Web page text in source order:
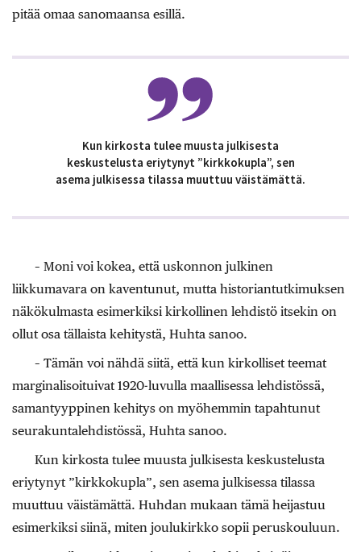
pitää omaa sanomaansa esillä.
Kun kirkosta tulee muusta julkisesta
keskustelusta eriytynyt ”kirkkokupla”, sen
asema julkisessa tilassa muuttuu väistämättä.
– Moni voi kokea, että uskonnon julkinen
liikkumavara on kaventunut, mutta historiantutkimuksen
näkökulmasta esimerkiksi kirkollinen lehdistö itsekin on
ollut osa tällaista kehitystä, Huhta sanoo.
– Tämän voi nähdä siitä, että kun kirkolliset teemat
marginalisoituivat 1920-luvulla maallisessa lehdistössä,
samantyyppinen kehitys on myöhemmin tapahtunut
seurakuntalehdistössä, Huhta sanoo.
Kun kirkosta tulee muusta julkisesta keskustelusta
eriytynyt ”kirkkokupla”, sen asema julkisessa tilassa
muuttuu väistämättä. Huhdan mukaan tämä heijastuu
esimerkiksi siinä, miten joulukirkko sopii peruskouluun.